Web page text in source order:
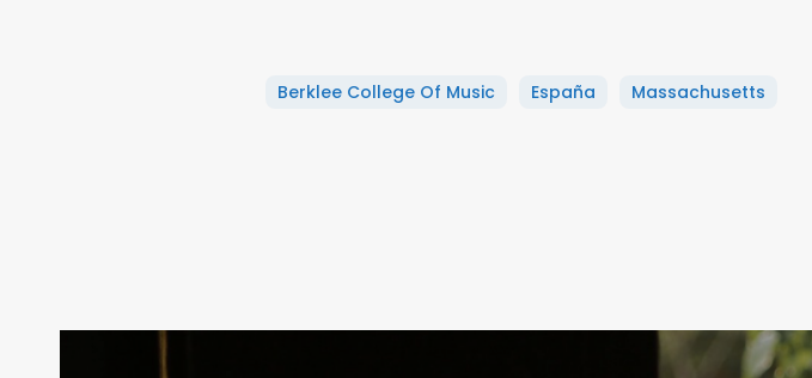
Berklee College Of Music España Massachusetts